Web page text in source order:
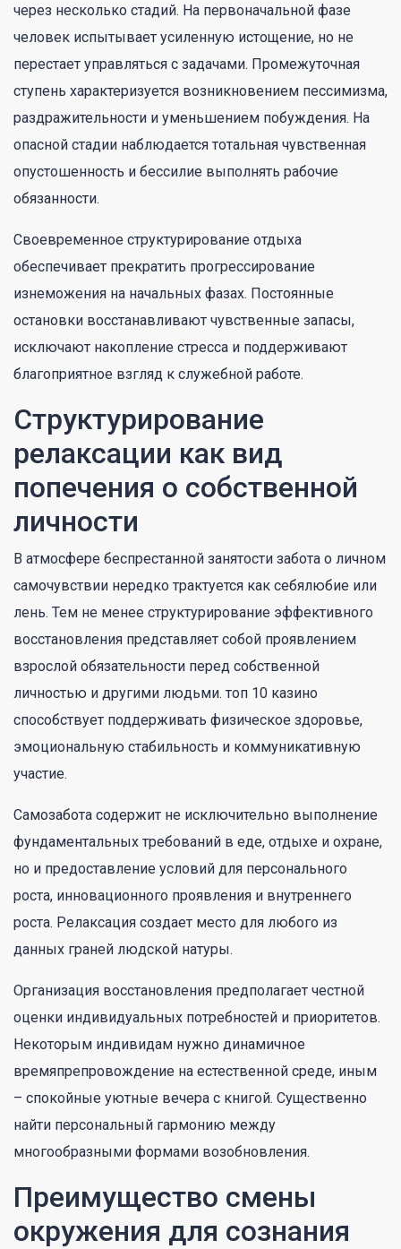
через несколько стадий. На первоначальной фазе
человек испытывает усиленную истощение, но не
перестает управляться с задачами. Промежуточная
ступень характеризуется возникновением пессимизма,
раздражительности и уменьшением побуждения. На
опасной стадии наблюдается тотальная чувственная
опустошенность и бессилие выполнять рабочие
обязанности.
Своевременное структурирование отдыха
обеспечивает прекратить прогрессирование
изнеможения на начальных фазах. Постоянные
остановки восстанавливают чувственные запасы,
исключают накопление стресса и поддерживают
благоприятное взгляд к служебной работе.
Структурирование
релаксации как вид
попечения о собственной
личности
В атмосфере беспрестанной занятости забота о личном
самочувствии нередко трактуется как себялюбие или
лень. Тем не менее структурирование эффективного
восстановления представляет собой проявлением
взрослой обязательности перед собственной
личностью и другими людьми. топ 10 казино
способствует поддерживать физическое здоровье,
эмоциональную стабильность и коммуникативную
участие.
Самозабота содержит не исключительно выполнение
фундаментальных требований в еде, отдыхе и охране,
но и предоставление условий для персонального
роста, инновационного проявления и внутреннего
роста. Релаксация создает место для любого из
данных граней людской натуры.
Организация восстановления предполагает честной
оценки индивидуальных потребностей и приоритетов.
Некоторым индивидам нужно динамичное
времяпрепровождение на естественной среде, иным
– спокойные уютные вечера с книгой. Существенно
найти персональный гармонию между
многообразными формами возобновления.
Преимущество смены
окружения для сознания